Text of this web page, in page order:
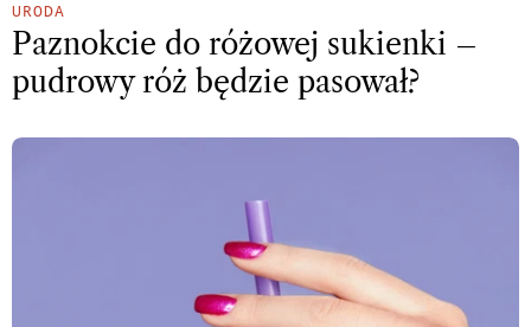
URODA
Paznokcie do różowej sukienki –
pudrowy róż będzie pasował?